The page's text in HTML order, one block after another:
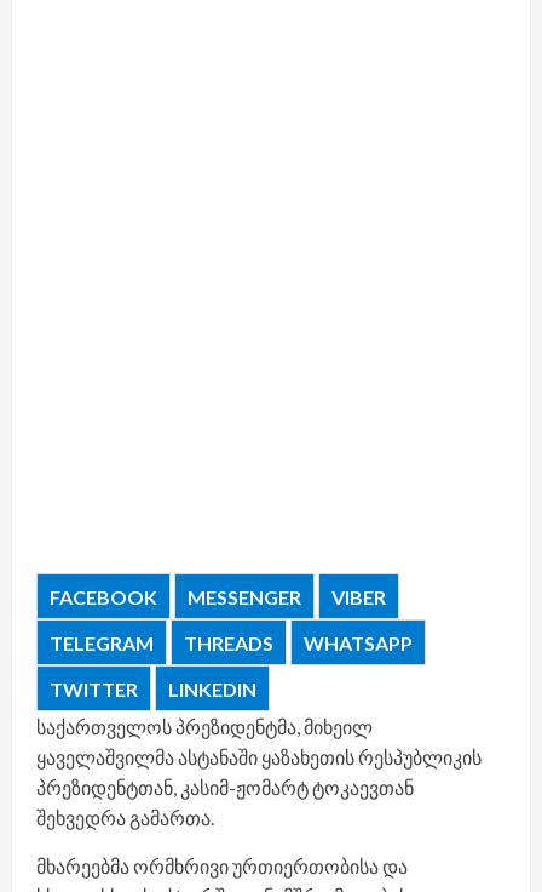
FACEBOOK MESSENGER
VIBER
TELEGRAM
THREADS
WHATSAPP
TWITTER
LINKEDIN
საქართველოს პრეზიდენტმა, მიხეილ
ყაველაშვილმა ასტანაში ყაზახეთის რესპუბლიკის
პრეზიდენტთან, კასიმ-ჟომარტ ტოკაევთან
შეხვედრა გამართა.
მხარეებმა ორმხრივი ურთიერთობისა და